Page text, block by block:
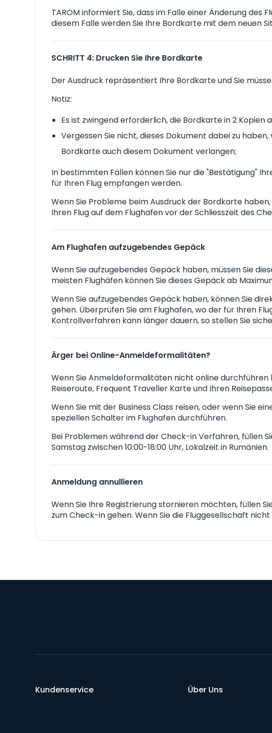
TAROM informiert Sie, dass im Falle einer Änderung
diesem Falle werden Sie Ihre Bordkarte mit dem neuen
SCHRITT 4: Drucken Sie Ihre Bordkarte
Der Ausdruck repräsentiert Ihre Bordkarte und Sie
Notiz:
Es ist zwingend erforderlich, die Bordkarte in 2 Kopien
Vergessen Sie nicht, dieses Dokument dabei zu
Bordkarte auch diesem Dokument verlangen;
In bestimmten Fällen können Sie nur die "Bestätigung"
für Ihren Flug empfangen werden.
Wenn Sie Probleme beim Ausdruck der Bordkarte
Ihren Flug auf dem Flughafen vor der Schliesszeit des
Am Flughafen aufzugebendes Gepäck
Wenn Sie aufzugebendes Gepäck haben, müssen Sie
meisten Flughäfen können Sie dieses Gepäck ab
Wenn Sie aufzugebendes Gepäck haben, können Sie
gehen. Überprüfen Sie am Flughafen, wo der für Ihren
Kontrollverfahren kann länger dauern, so stellen Sie
Ärger bei Online-Anmeldeformalitäten?
Wenn Sie Anmeldeformalitäten nicht online
Reiseroute, Frequent Traveller Karte und Ihren
Wenn Sie mit der Business Class reisen, oder wenn Sie
speziellen Schalter im Flughafen durchführen.
Bei Problemen während der Check-in Verfahren, füllen
Samstag zwischen 10:00-18:00 Uhr, Lokalzeit in Rumänien.
Anmeldung annullieren
Wenn Sie Ihre Registrierung stornieren möchten, füllen
zum Check-in gehen. Wenn Sie die Fluggesellschaft
Kundenservice Über Uns